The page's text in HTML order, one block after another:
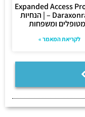
Expanded Access
– Daraxonrasib | הנחיות
ומשפחות
לקריאת המאמר »